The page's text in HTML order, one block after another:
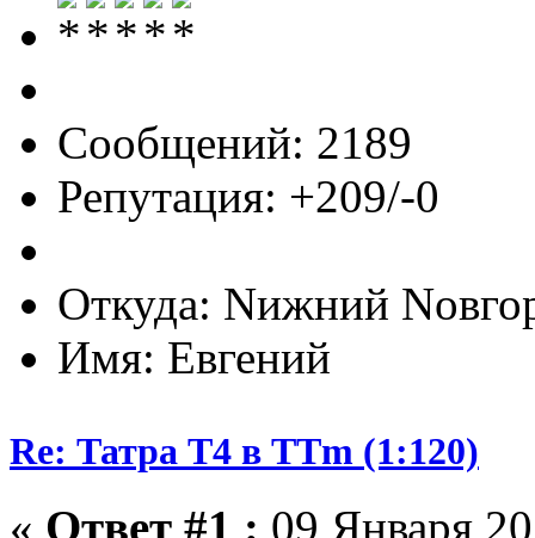
Сообщений: 2189
Репутация: +209/-0
Откуда: Nижний
Имя: Евгений
Re: Татра Т4 в TTm (1:120)
« Ответ #1 : 09 Января